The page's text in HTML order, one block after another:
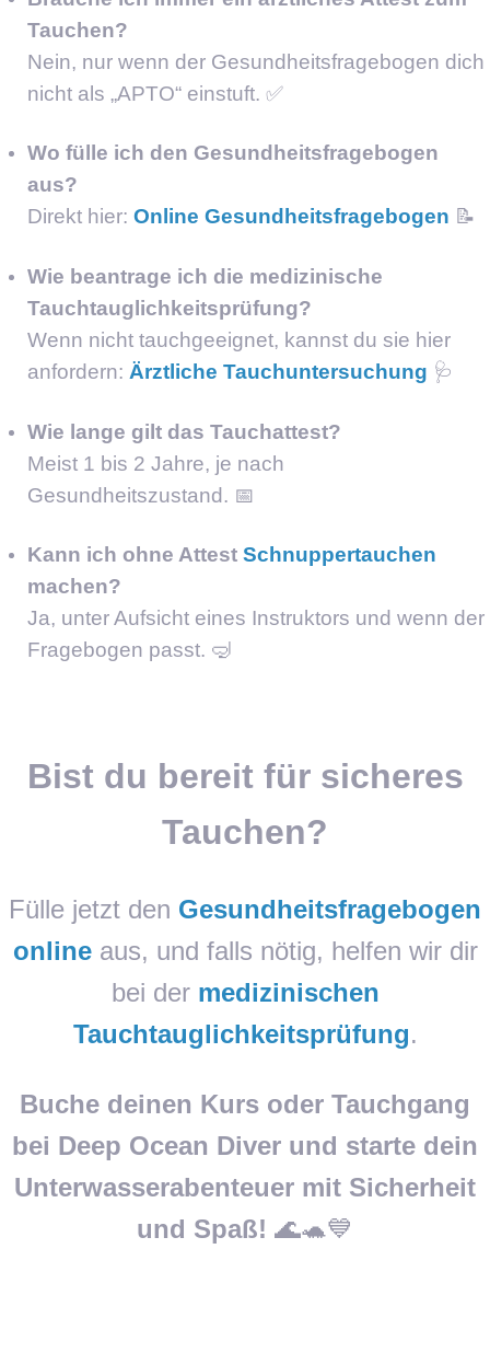
Tauchen?
Nein, nur wenn der Gesundheitsfragebogen dich
nicht als „APTO“ einstuft. ✅
Wo fülle ich den Gesundheitsfragebogen
aus?
Direkt hier: Online Gesundheitsfragebogen 📝
Wie beantrage ich die medizinische
Tauchtauglichkeitsprüfung?
Wenn nicht tauchgeeignet, kannst du sie hier
anfordern: Ärztliche Tauchuntersuchung 🩺
Wie lange gilt das Tauchattest?
Meist 1 bis 2 Jahre, je nach
Gesundheitszustand. 📅
Kann ich ohne Attest Schnuppertauchen
machen?
Ja, unter Aufsicht eines Instruktors und wenn der
Fragebogen passt. 🤿
Bist du bereit für sicheres
Tauchen?
Fülle jetzt den Gesundheitsfragebogen
onlineaus, und falls nötig, helfen wir dir
bei der medizinischen
Tauchtauglichkeitsprüfung.
Buche deinen Kurs oder Tauchgang
bei Deep Ocean Diver und starte dein
Unterwasserabenteuer mit Sicherheit
und Spaß! 🌊🐢💙